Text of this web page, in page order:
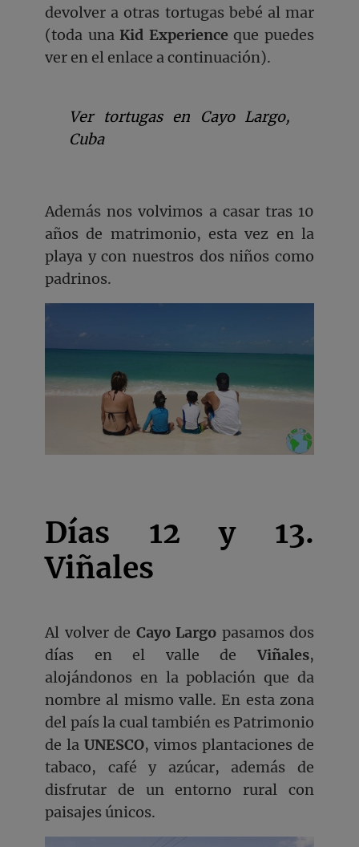
devolver a otras tortugas bebé al mar
(toda unaKid Experienceque puedes
ver en el enlace a continuación).
Ver tortugas en Cayo Largo,
Cuba
Además nos volvimos a casar tras 10
años de matrimonio, esta vez en la
playa y con nuestros dos niños como
padrinos.
Días 12 y 13.
Viñales
Al volver de Cayo Largo pasamos dos
días en el valle deViñales,
alojándonos en la población que da
nombre al mismo valle. En esta zona
del país la cual también es Patrimonio
de la UNESCO, vimos plantaciones de
tabaco, café y azúcar, además de
disfrutar de un entorno rural con
paisajes únicos.